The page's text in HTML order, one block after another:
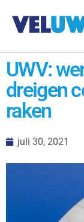
UWV:
dreigen
raken
juli 30, 2021